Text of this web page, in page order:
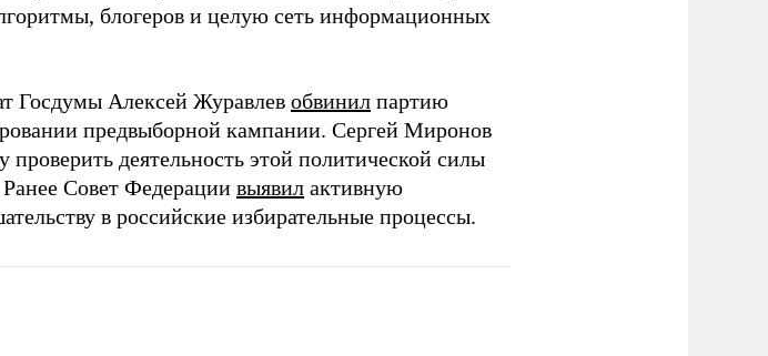
блогеров и целую сеть информационных
Госдумы Алексей Журавлев обвинил партию
предвыборной кампании. Сергей Миронов
деятельность этой политической силы
Совет Федерации выявил активную
в российские избирательные процессы.